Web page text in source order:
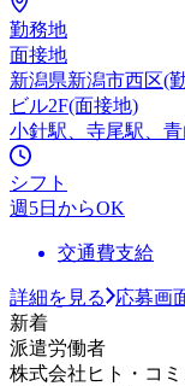
勤務地
面接地
新潟県新潟市西区(
ビル2F(面接地)
小針駅、寺尾駅、
シフト
週5日からOK
交通費支給
詳細を見る
応募画
新着
派遣労働者
株式会社ヒト・コ